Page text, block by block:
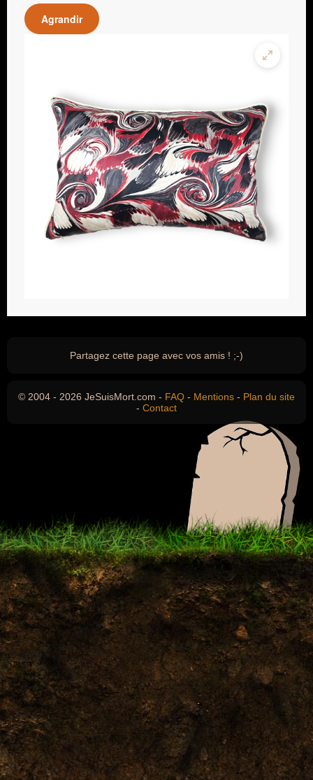
Agrandir
Partagez cette page avec vos amis ! ;-)
© 2004 - 2026 JeSuisMort.com - FAQ - Mentions - Plan du site
- Contact